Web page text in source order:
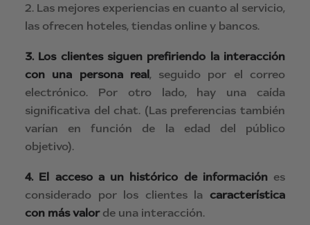
2. Las mejores experiencias en cuanto al servicio,
las ofrecen hoteles, tiendas online y bancos.
3. Los clientes siguen prefiriendo la interacción
con una persona real, seguido por el correo
electrónico. Por otro lado, hay una caída
significativa del chat. (Las preferencias también
varían en función de la edad del público
objetivo).
4. El acceso a un histórico de informaciónes
considerado por los clientes la característica
con más valorde una interacción.